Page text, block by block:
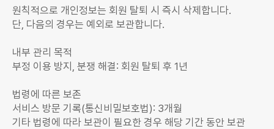
원칙적으로 개인정보는 회원 탈퇴 시 즉시 삭제합니다.
단, 다음의 경우는 예외로 보관합니다.
내부 관리 목적
부정 이용 방지, 분쟁 해결: 회원 탈퇴 후 1년
법령에 따른 보존
서비스 방문 기록(통신비밀보호법): 3개월
기타 법령에 따라 보관이 필요한 경우 해당 기간 동안 보관